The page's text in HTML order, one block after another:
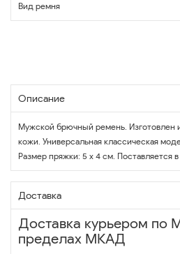
Вид ремня
Описание
Мужской брючный ремень. Изготовлен
кожи. Универсальная классическая
Размер пряжки: 5 х 4 см. Поставляется
Доставка
Доставка курьером по
пределах МКАД